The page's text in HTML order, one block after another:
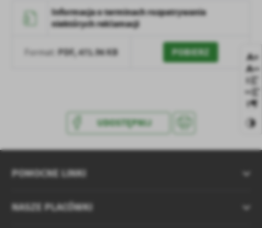
komunikatów na podstawie analizy Państwa upodobań oraz
zwyczajów dotyczących przeglądanej witryny internetowej. Treści
promocyjne mogą pojawić się na stronach podmiotów trzecich lub
firm będących naszymi partnerami oraz innych dostawców usług.
Firmy te działają w charakterze pośredników prezentujących nasze
treści w postaci wiadomości, ofert, komunikatów mediów
Informacja o terminach rozpatrywania
niektórych reklamacji
Format: PDF, 471.96 KB POBIERZ
UDOSTĘPNIJ
POMOCNE LINKI
NASZE PLACÓWKI